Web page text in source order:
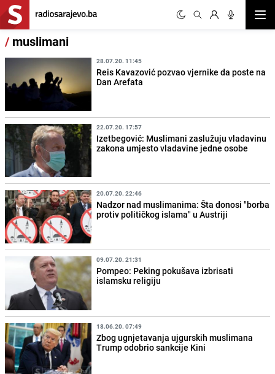
/ muslimani
28.07.20. 11:45
Reis Kavazović pozvao vjernike da poste na
Dan Arefata
22.07.20. 17:57
Izetbegović: Muslimani zaslužuju vladavinu
zakona umjesto vladavine jedne osobe
20.07.20. 22:46
Nadzor nad muslimanima: Šta donosi "borba
protiv političkog islama" u Austriji
09.07.20. 21:31
Pompeo: Peking pokušava izbrisati
islamsku religiju
18.06.20. 07:49
Zbog ugnjetavanja ujgurskih muslimana
Trump odobrio sankcije Kini